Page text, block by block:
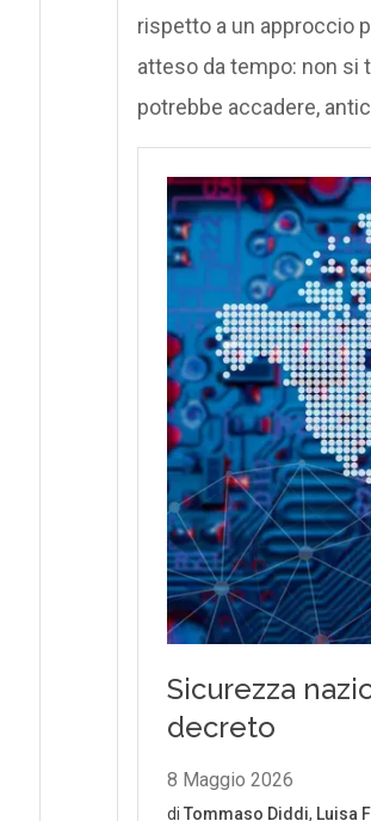
rispetto a un approccio
atteso da tempo: non si
potrebbe accadere,